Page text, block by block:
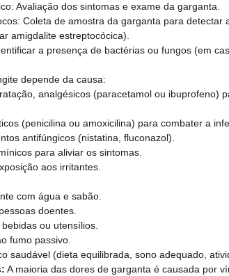
Avaliação dos sintomas e exame da garganta.
Coleta de amostra da garganta para detectar
amigdalite estreptocócica).
a presença de bactérias ou fungos (em
depende da causa:
analgésicos (paracetamol ou ibuprofeno)
(penicilina ou amoxicilina) para combater a
antifúngicos (nistatina, fluconazol).
para aliviar os sintomas.
aos irritantes.
com água e sabão.
doentes.
ou utensílios.
fumo passivo.
saudável (dieta equilibrada, sono adequado,
A maioria das dores de garganta é causada por